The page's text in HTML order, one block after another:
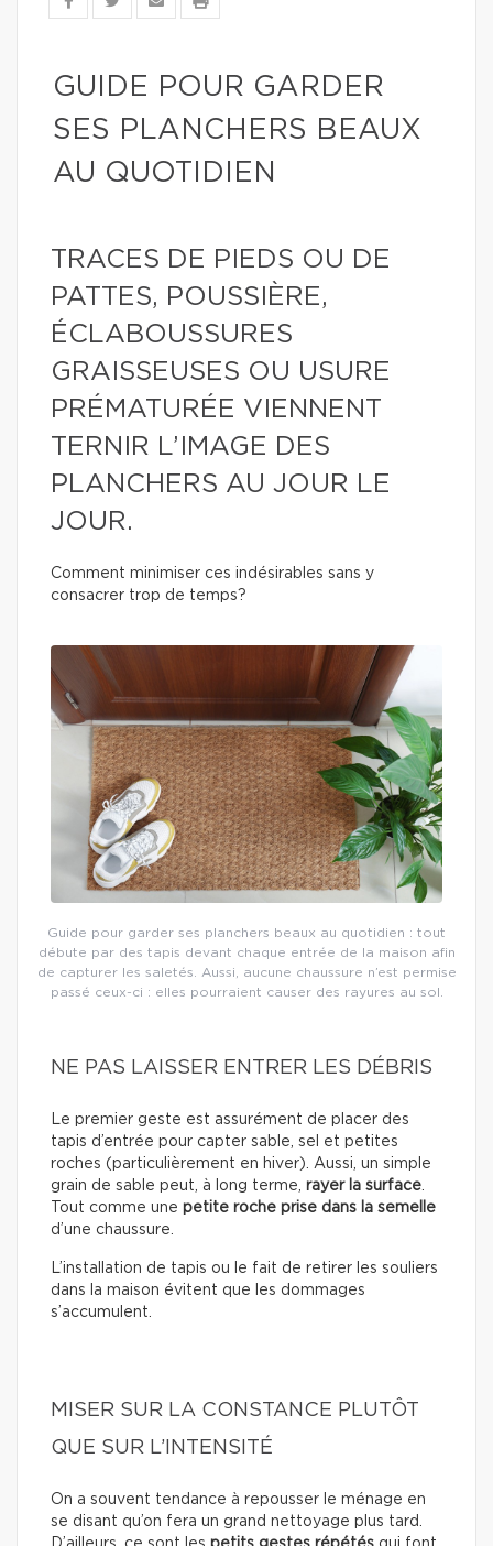
GUIDE POUR GARDER
SES PLANCHERS BEAUX
AU QUOTIDIEN
TRACES DE PIEDS OU DE
PATTES, POUSSIÈRE,
ÉCLABOUSSURES
GRAISSEUSES OU USURE
PRÉMATURÉE VIENNENT
TERNIR L’IMAGE DES
PLANCHERS AU JOUR LE
JOUR.
Comment minimiser ces indésirables sans y
consacrer trop de temps?
Guide pour garder ses planchers beaux au quotidien : tout
débute par des tapis devant chaque entrée de la maison afin
de capturer les saletés. Aussi, aucune chaussure n’est permise
passé ceux-ci : elles pourraient causer des rayures au sol.
NE PAS LAISSER ENTRER LES DÉBRIS
Le premier geste est assurément de placer des
tapis d’entrée pour capter sable, sel et petites
roches (particulièrement en hiver). Aussi, un simple
grain de sable peut, à long terme, rayer la surface
Tout comme une petite roche prise dans la semelle
d’une chaussure.
L’installation de tapis ou le fait de retirer les souliers
dans la maison évitent que les dommages
s’accumulent.
MISER SUR LA CONSTANCE PLUTÔT
QUE SUR L’INTENSITÉ
On a souvent tendance à repousser le ménage en
se disant qu’on fera un grand nettoyage plus tard.